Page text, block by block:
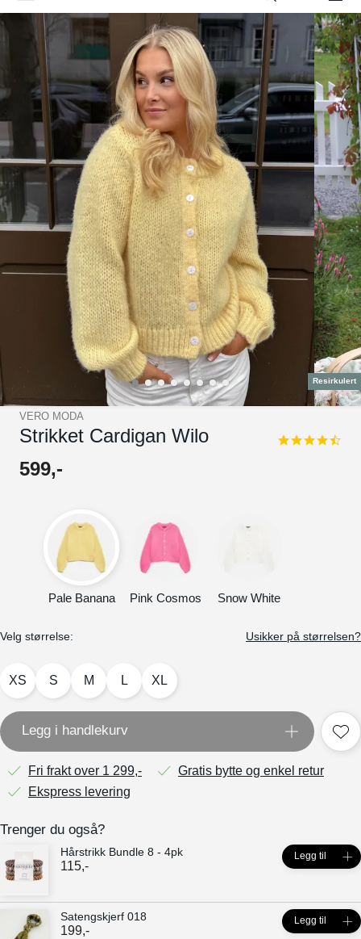
Resirkulert
VERO MODA
Strikket Cardigan Wilo
4.5
599,-
Pale Banana Pink Cosmos Snow White
Velg størrelse: Usikker på størrelsen?
XS S M L XL
Legg i handlekurv
Fri frakt over 1 299,-
Gratis bytte og enkel retur
Ekspress levering
Trenger du også?
Hårstrikk Bundle 8 - 4pk
115,-
Legg til
Satengskjerf 018
199,-
Legg til